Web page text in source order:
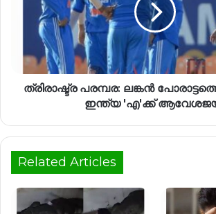
ത്രിരാഷ്ട്ര പരമ്പര: ലങ്കൻ
ഇന്ത്യ 'എ'ക്ക്
Related Articles